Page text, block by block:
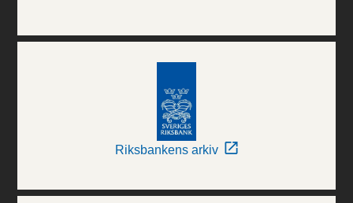
Riksbankens arkiv